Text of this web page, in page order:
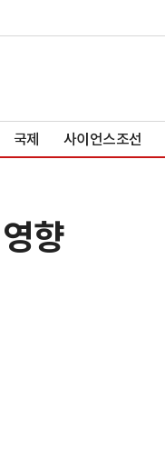
국제 사이언스조선
향